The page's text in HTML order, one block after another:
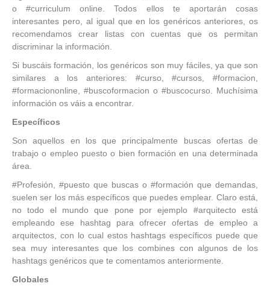
o #curriculum online. Todos ellos te aportarán cosas
interesantes pero, al igual que en los genéricos anteriores, os
recomendamos crear listas con cuentas que os permitan
discriminar la información.
Si buscáis formación, los genéricos son muy fáciles, ya que son
similares a los anteriores: #curso, #cursos, #formacion,
#formaciononline, #buscoformacion o #buscocurso. Muchísima
información os váis a encontrar.
Específicos
Son aquellos en los que principalmente buscas ofertas de
trabajo o empleo puesto o bien formación en una determinada
área.
#Profesión, #puesto que buscas o #formación que demandas,
suelen ser los más específicos que puedes emplear. Claro está,
no todo el mundo que pone por ejemplo #arquitecto está
empleando ese hashtag para ofrecer ofertas de empleo a
arquitectos, con lo cual estos hashtags específicos puede que
sea muy interesantes que los combines con algunos de los
hashtags genéricos que te comentamos anteriormente.
Globales